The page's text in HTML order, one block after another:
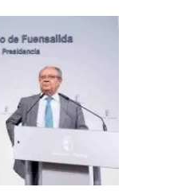
Toledo
Ciudad Real
Albacete
Cuenca
Guadalajara
Talavera
Sanidad
Economía
Educación
Cultura
Deportes
Sucesos